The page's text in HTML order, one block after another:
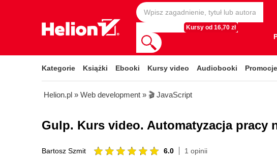
Kursy od 16,70 zł
Kategorie Książki Ebooki Kursy video Audiobooki Promocje
Helion.pl » Web development » 🎬 JavaScript
Gulp. Kurs video. Automatyzacja pracy
Bartosz Szmit 6.0 1 opinii